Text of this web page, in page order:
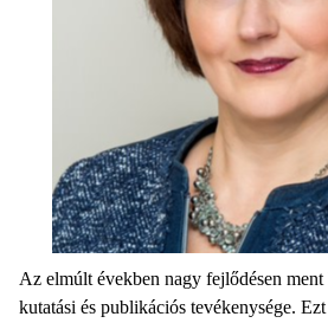
Az elmúlt években nagy fejlődésen
kutatási és publikációs tevékenysége.